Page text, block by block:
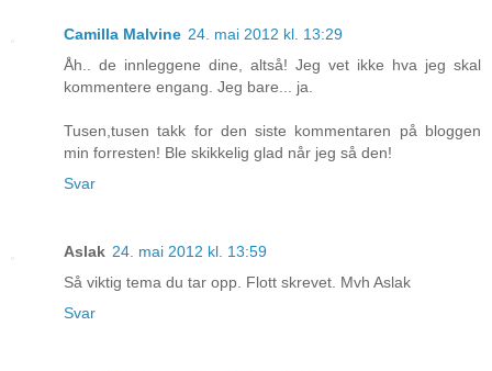
Camilla Malvine 24. mai 2012 kl. 13:29
Åh.. de innleggene dine, altså! Jeg vet ikke hva jeg skal
kommentere engang. Jeg bare... ja.
Tusen,tusen takk for den siste kommentaren på bloggen
min forresten! Ble skikkelig glad når jeg så den!
Svar
Aslak 24. mai 2012 kl. 13:59
Så viktig tema du tar opp. Flott skrevet. Mvh Aslak
Svar